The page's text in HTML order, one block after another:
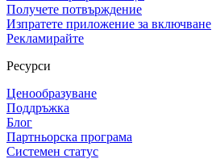
Получете потвърждение
Изпратете приложение за включване
Рекламирайте
Ресурси
Ценообразуване
Поддръжка
Блог
Партньорска програма
Системен статус